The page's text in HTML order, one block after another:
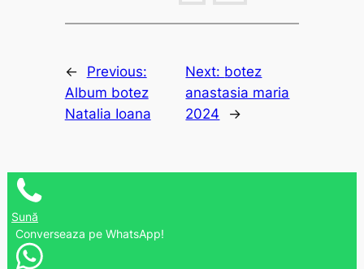
←
Previous:
Album botez
Natalia Ioana
Next: botez
anastasia maria
2024
→
Sună
Converseaza pe WhatsApp!